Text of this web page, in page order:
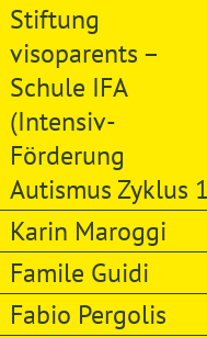
Stiftung
visoparents –
Schule IFA
(Intensiv-
Förderung
Autismus Zyklus
Karin Maroggi
Famile Guidi
Fabio Pergolis